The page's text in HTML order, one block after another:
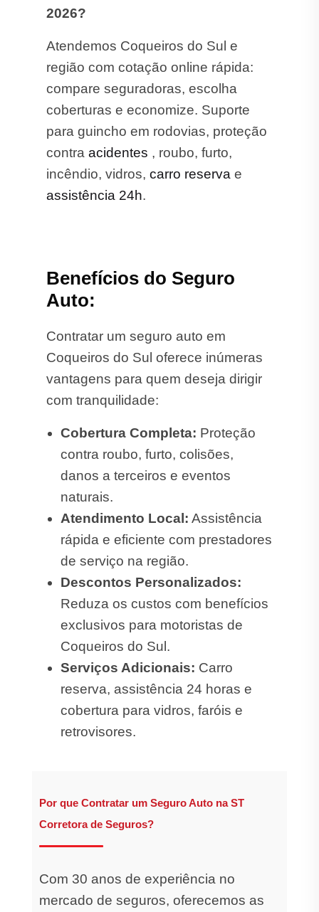
2026?
Atendemos Coqueiros do Sul e
região com cotação online rápida:
compare seguradoras, escolha
coberturas e economize. Suporte
para guincho em rodovias, proteção
contra acidentes , roubo, furto,
incêndio, vidros, carro reserva e
assistência 24h.
Benefícios do Seguro
Auto:
Contratar um seguro auto em
Coqueiros do Sul oferece inúmeras
vantagens para quem deseja dirigir
com tranquilidade:
Cobertura Completa: Proteção
contra roubo, furto, colisões,
danos a terceiros e eventos
naturais.
Atendimento Local: Assistência
rápida e eficiente com prestadores
de serviço na região.
Descontos Personalizados:
Reduza os custos com benefícios
exclusivos para motoristas de
Coqueiros do Sul.
Serviços Adicionais: Carro
reserva, assistência 24 horas e
cobertura para vidros, faróis e
retrovisores.
Por que Contratar um Seguro Auto na ST
Corretora de Seguros?
Com 30 anos de experiência no
mercado de seguros, oferecemos as